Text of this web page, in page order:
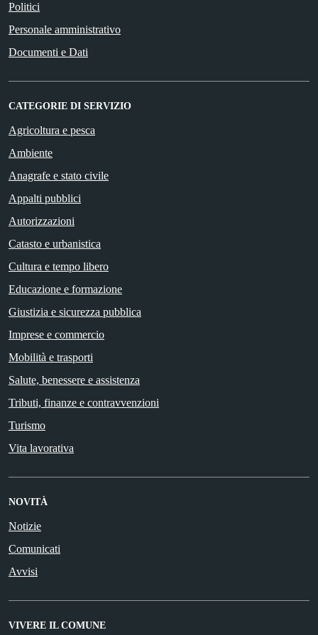
Politici
Personale amministrativo
Documenti e Dati
CATEGORIE DI SERVIZIO
Agricoltura e pesca
Ambiente
Anagrafe e stato civile
Appalti pubblici
Autorizzazioni
Catasto e urbanistica
Cultura e tempo libero
Educazione e formazione
Giustizia e sicurezza pubblica
Imprese e commercio
Mobilità e trasporti
Salute, benessere e assistenza
Tributi, finanze e contravvenzioni
Turismo
Vita lavorativa
NOVITÀ
Notizie
Comunicati
Avvisi
VIVERE IL COMUNE